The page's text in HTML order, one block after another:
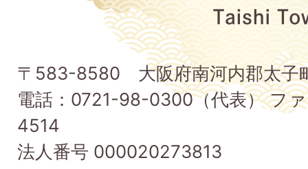
町
Taishi
Town
〒583-8580 大阪府南河内郡太子
電話：0721-98-0300（代表） フ
4514
法人番号 000020273813